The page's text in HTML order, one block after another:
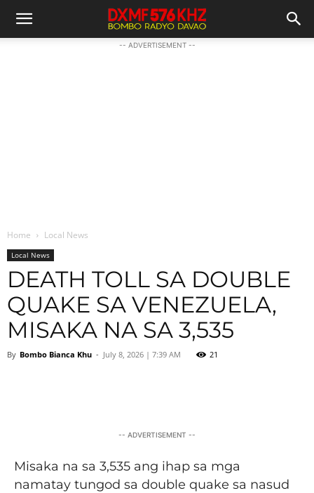
-- ADVERTISEMENT --
Home Local News
Local News
DEATH TOLL SA DOUBLE
QUAKE SA VENEZUELA,
MISAKA NA SA 3,535
By Bombo Bianca Khu - July 8, 2026 | 7:39 AM 21
-- ADVERTISEMENT --
Misaka na sa 3,535 ang ihap sa mga
namatay tungod sa double quake sa nasud